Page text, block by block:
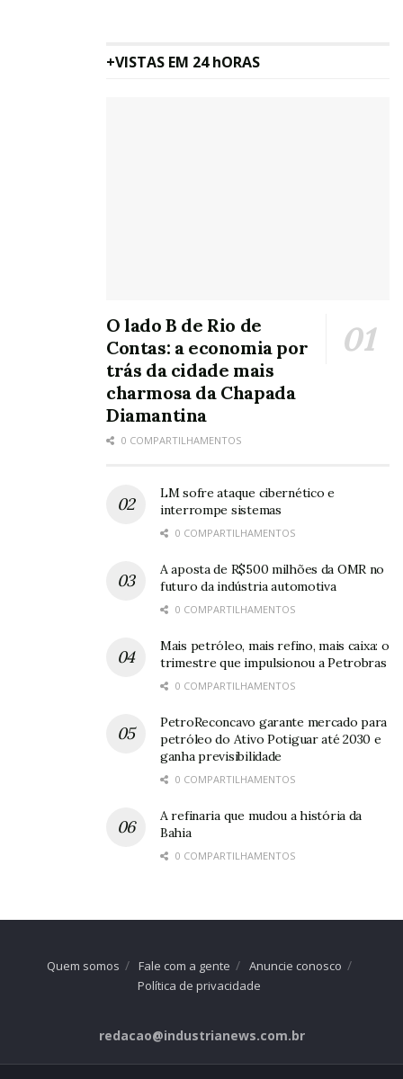
+VISTAS EM 24 hORAS
O lado B de Rio de
Contas: a economia por
trás da cidade mais
charmosa da Chapada
Diamantina
0 COMPARTILHAMENTOS
LM sofre ataque cibernético e
interrompe sistemas
0 COMPARTILHAMENTOS
A aposta de R$500 milhões da OMR no
futuro da indústria automotiva
0 COMPARTILHAMENTOS
Mais petróleo, mais refino, mais caixa: o
trimestre que impulsionou a Petrobras
0 COMPARTILHAMENTOS
PetroReconcavo garante mercado para
petróleo do Ativo Potiguar até 2030 e
ganha previsibilidade
0 COMPARTILHAMENTOS
A refinaria que mudou a história da
Bahia
0 COMPARTILHAMENTOS
Quem somos Fale com a gente
Anuncie conosco
Política de privacidade
redacao@industrianews.com.br